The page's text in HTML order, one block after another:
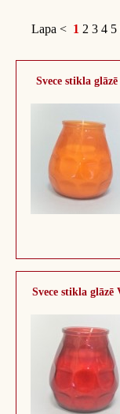
Lapa < 1 2 3 4 5
Svece stikla
Svece stikla